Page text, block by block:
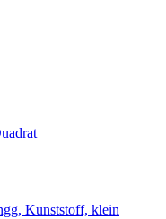
Kunststoff, klein